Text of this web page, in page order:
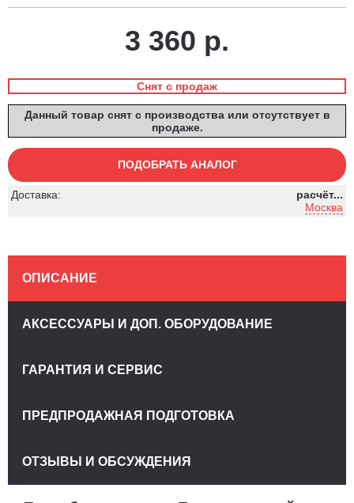
3 360 р.
Снят с продаж
Данный товар снят с производства или отсутствует в
продаже.
ПОДОБРАТЬ АНАЛОГ
Доставка:
расчёт...
Москва
ОПИСАНИЕ
АКСЕССУАРЫ И ДОП. ОБОРУДОВАНИЕ
ГАРАНТИЯ И СЕРВИС
ПРЕДПРОДАЖНАЯ ПОДГОТОВКА
ОТЗЫВЫ И ОБСУЖДЕНИЯ